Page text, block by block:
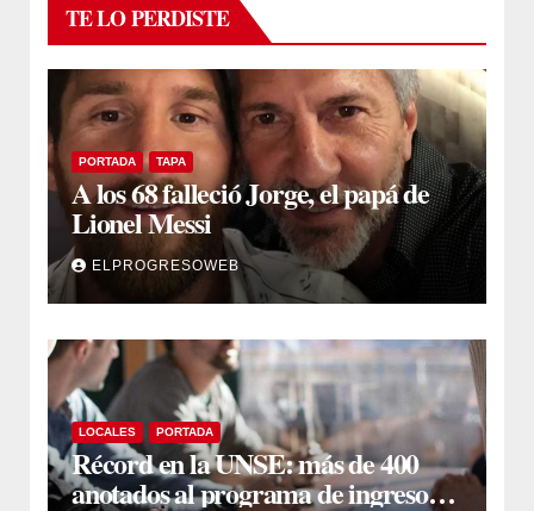
TE LO PERDISTE
PORTADA TAPA
A los 68 falleció Jorge, el papá de
Lionel Messi
ELPROGRESOWEB
LOCALES PORTADA
Récord en la UNSE: más de 400
anotados al programa de ingreso